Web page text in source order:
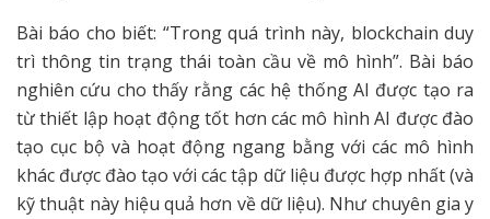
Bài báo cho biết: “Trong quá trình này, blockchain duy
trì thông tin trạng thái toàn cầu về mô hình”. Bài báo
nghiên cứu cho thấy rằng các hệ thống AI được tạo ra
từ thiết lập hoạt động tốt hơn các mô hình AI được đào
tạo cục bộ và hoạt động ngang bằng với các mô hình
khác được đào tạo với các tập dữ liệu được hợp nhất (và
kỹ thuật này hiệu quả hơn về dữ liệu). Như chuyên gia y